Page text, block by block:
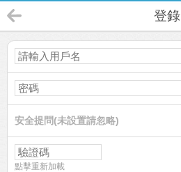
登錄
安全提問(未設置請忽略)
點擊重新加載